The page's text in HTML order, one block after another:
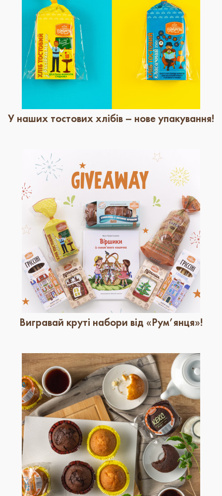
У наших тостових хлібів – нове упакування!
Вигравай круті набори від «Рум’янця»!